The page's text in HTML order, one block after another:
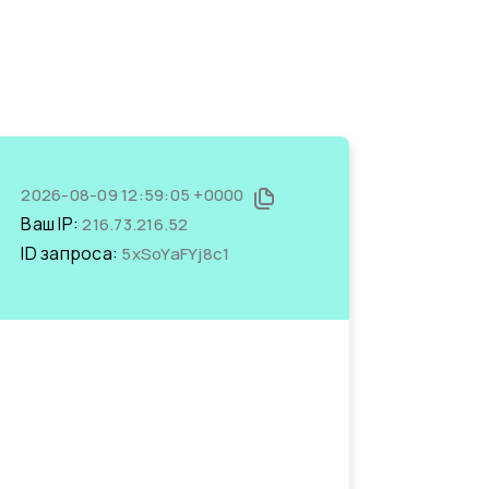
2026-08-09 12:59:05 +0000
Ваш IP:216.73.216.52
ID запроса: 5xSoYaFYj8c1